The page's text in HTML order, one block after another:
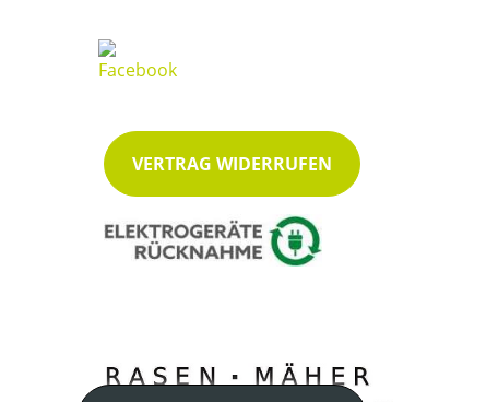
VERTRAG WIDERRUFEN